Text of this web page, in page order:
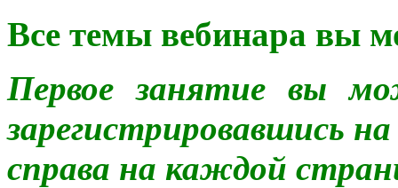
Все темы вебинара вы
Первое занятие вы
зарегистрировавшись
справа на каждой